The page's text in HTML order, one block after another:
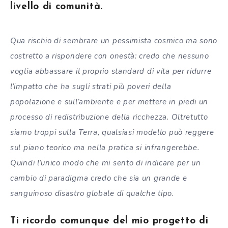
livello di comunità.
Qua rischio di sembrare un pessimista cosmico ma sono
costretto a rispondere con onestà: credo che nessuno
voglia abbassare il proprio standard di vita per ridurre
l’impatto che ha sugli strati più poveri della
popolazione e sull’ambiente e per mettere in piedi un
processo di redistribuzione della ricchezza. Oltretutto
siamo troppi sulla Terra, qualsiasi modello può reggere
sul piano teorico ma nella pratica si infrangerebbe.
Quindi l’unico modo che mi sento di indicare per un
cambio di paradigma credo che sia un grande e
sanguinoso disastro globale di qualche tipo.
Ti ricordo comunque del mio progetto di